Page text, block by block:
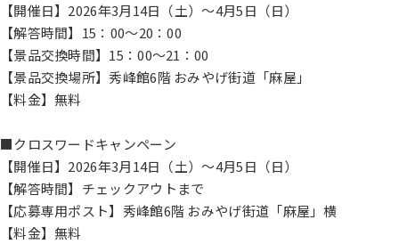
【開催日】2026年3月14日（土）～4月5日（日）
【解答時間】15：00～20：00
【景品交換時間】15：00～21：00
【景品交換場所】秀峰館6階 おみやげ街道「麻屋」
【料金】無料
■クロスワードキャンペーン
【開催日】2026年3月14日（土）～4月5日（日）
【解答時間】チェックアウトまで
【応募専用ポスト】秀峰館6階 おみやげ街道「麻屋」横
【料金】無料